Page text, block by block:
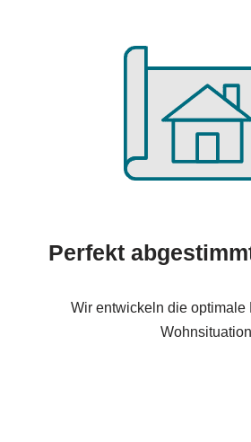
Perfekt
Wir entwickeln die optimale